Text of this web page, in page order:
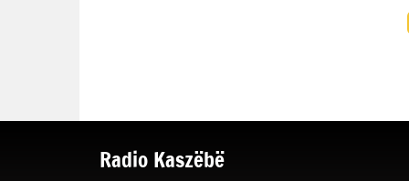
Radio Kaszëbë